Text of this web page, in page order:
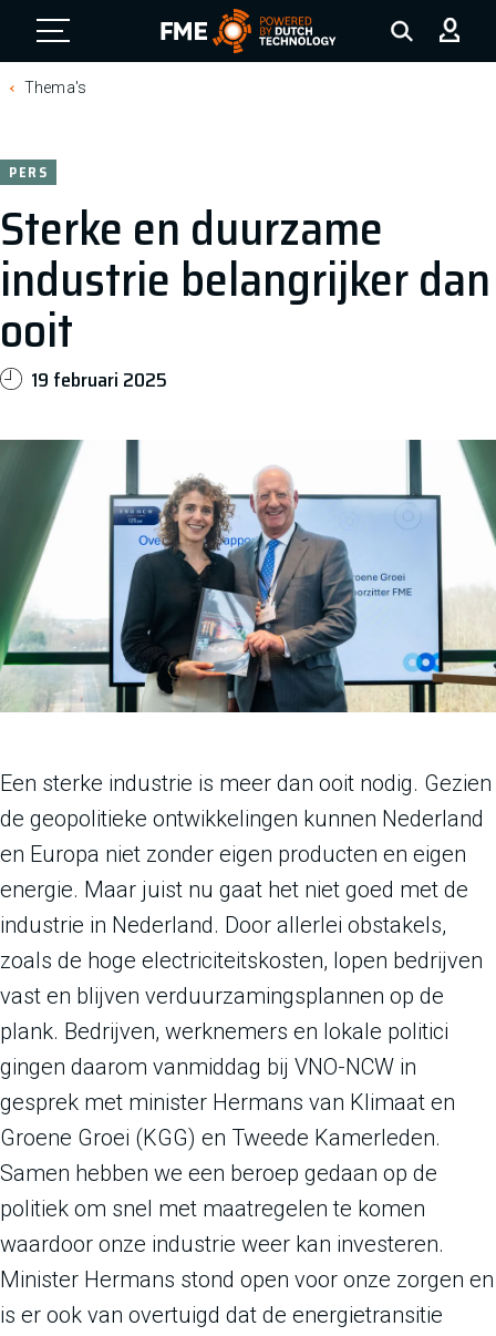
FME Logo, to the homepage
Thema's
Sterke en duurzame
industrie belangrijker dan
ooit
PERS
19 februari 2025
Een sterke industrie is meer dan ooit nodig. Gezien
de geopolitieke ontwikkelingen kunnen Nederland
en Europa niet zonder eigen producten en eigen
energie. Maar juist nu gaat het niet goed met de
industrie in Nederland. Door allerlei obstakels,
zoals de hoge electriciteitskosten, lopen bedrijven
vast en blijven verduurzamingsplannen op de
plank. Bedrijven, werknemers en lokale politici
gingen daarom vanmiddag bij VNO-NCW in
gesprek met minister Hermans van Klimaat en
Groene Groei (KGG) en Tweede Kamerleden.
Samen hebben we een beroep gedaan op de
politiek om snel met maatregelen te komen
waardoor onze industrie weer kan investeren. ​​​​​​​
Minister Hermans stond open voor onze zorgen en
is er ook van overtuigd dat de energietransitie